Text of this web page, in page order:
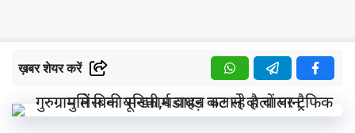
ख़बर शेयर करें